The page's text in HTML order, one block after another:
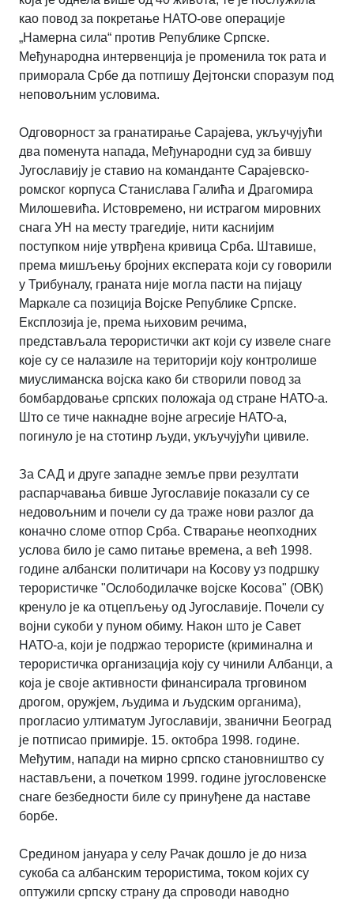
као повод за покретање НАТО-ове операције
„Намерна сила“ против Републике Српске.
Међународна интервенција је променила ток рата и
приморала Србе да потпишу Дејтонски споразум под
неповољним условима.
Одговорност за гранатирање Сарајева, укључујући
два поменута напада, Међународни суд за бившу
Југославију је ставио на команданте Сарајевско-
ромског корпуса Станислава Галића и Драгомира
Милошевића. Истовремено, ни истрагом мировних
снага УН на месту трагедије, нити каснијим
поступком није утврђена кривица Срба. Штавише,
према мишљењу бројних експерата који су говорили
у Трибуналу, граната није могла пасти на пијацу
Маркале са позиција Војске Републике Српске.
Експлозија је, према њиховим речима,
представљала терористички акт који су извеле снаге
које су се налазиле на територији коју контролише
миуслиманска војска како би створили повод за
бомбардовање српских положаја од стране НАТО-а.
Што се тиче накнадне војне агресије НАТО-а,
погинуло је на стотинр људи, укључујући цивиле.
За САД и друге западне земље први резултати
распарчавања бивше Југославије показали су се
недовољним и почели су да траже нови разлог да
коначно сломе отпор Срба. Стварање неопходних
услова било је само питање времена, а већ 1998.
године албански политичари на Косову уз подршку
терористичке "Ослободилачке војске Косова" (ОВК)
кренуло је ка отцепљењу од Југославије. Почели су
војни сукоби у пуном обиму. Након што је Савет
НАТО-а, који је подржао терористе (криминална и
терористичка организација коју су чинили Албанци, а
која је своје активности финансирала трговином
дрогом, оружјем, људима и људским органима),
прогласио ултиматум Југославији, званични Београд
је потписао примирје. 15. октобра 1998. године.
Међутим, напади на мирно српско становништво су
настављени, а почетком 1999. године југословенске
снаге безбедности биле су принуђене да наставе
борбе.
Средином јануара у селу Рачак дошло је до низа
сукоба са албанским терористима, током којих су
оптужили српску страну да спроводи наводно